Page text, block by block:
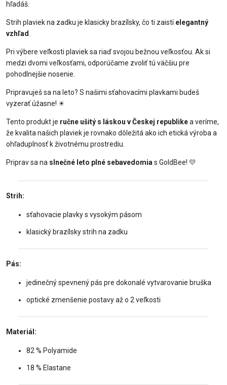
hľadáš.
Strih plaviek na zadku je klasicky brazílsky, čo ti zaistíelegantný
vzhľad
Pri výbere veľkosti plaviek sa riaď svojou bežnou veľkosťou. Ak si
medzi dvomi veľkosťami, odporúčame zvoliť tú väčšiu pre
pohodlnejšie nosenie.
Pripravuješ sa na leto? S našimi sťahovacími plavkami budeš
vyzerať úžasne! ☀
Tento produkt je ručne ušitý s láskou v Českej republikea veríme,
že kvalita našich plaviek je rovnako dôležitá ako ich etická výroba a
ohľaduplnosť k životnému prostrediu.
Priprav sa na slnečné leto plné sebavedomia s GoldBee! 💛
Strih:
sťahovacie plavky s vysokým pásom
klasický brazílsky strih na zadku
Pás:
jedinečný spevnený pás pre dokonalé vytvarovanie bruška
optické zmenšenie postavy až o 2 veľkosti
Materiál:
82 % Polyamide
18 % Elastane